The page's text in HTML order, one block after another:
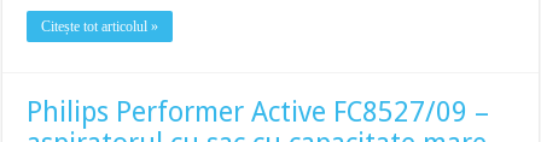
Citește tot articolul »
Philips Performer Active FC8527/09 –